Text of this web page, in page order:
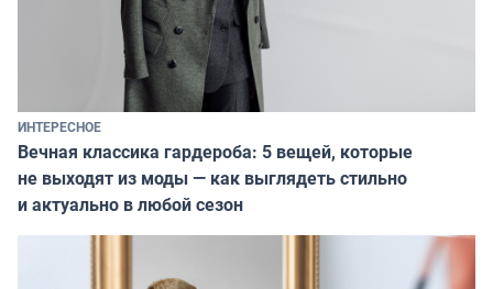
ИНТЕРЕСНОЕ
Вечная классика гардероба: 5 вещей, которые
не выходят из моды — как выглядеть стильно
и актуально в любой сезон